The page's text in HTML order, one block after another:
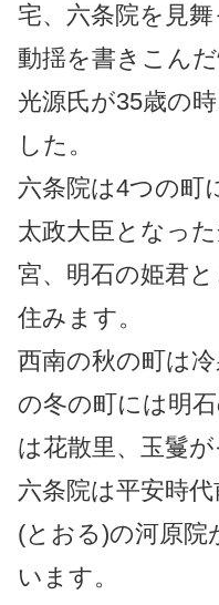
宅、六条院を見
動揺を書きこん
光源氏が35歳の
した。
六条院は4つの町
太政大臣となっ
宮、明石の姫君
住みます。
西南の秋の町は
の冬の町には明
は花散里、玉鬘
六条院は平安時
(とおる)の河原
います。